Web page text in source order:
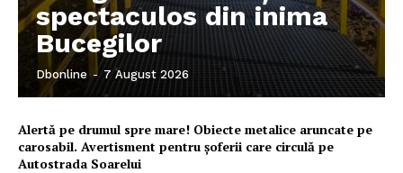
spectaculos din inima
Bucegilor
Dbonline - 7 August 2026
Alertă pe drumul spre mare! Obiecte metalice aruncate pe
carosabil. Avertisment pentru șoferii care circulă pe
Autostrada Soarelui